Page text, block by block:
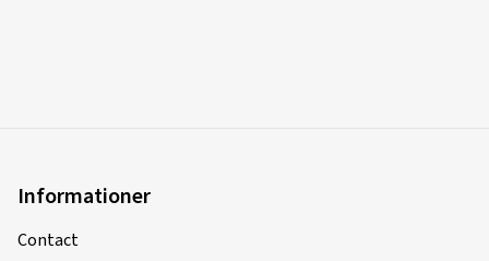
Informationer
Contact